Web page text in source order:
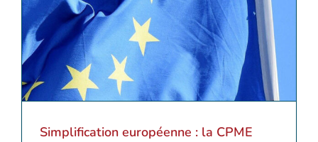
Simplification européenne : la CPME